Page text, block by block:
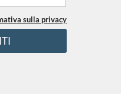
sulla privacy